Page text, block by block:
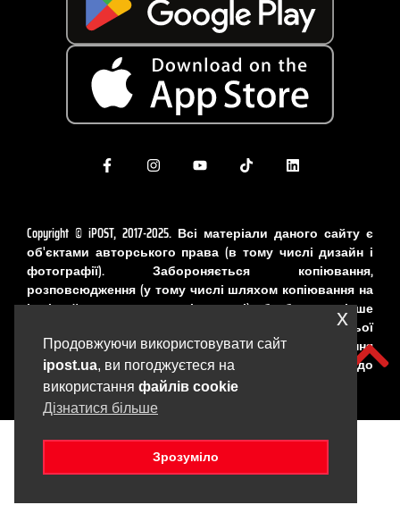
Copyright © iPOST, 2017-2025. Всі матеріали даного сайту є
об'єктами авторського права (в тому числі дизайн і
фотографії). Забороняється копіювання,
розповсюдження (у тому числі шляхом копіювання на
інші сайти та ресурси в Інтернеті) або будь-яке інше
використання інформації і об'єктів без попередньої
письмової згоди правовласника. Порушення
авторських прав карається відповідно до
законодавства України.
Продовжуючи використовувати сайт
ipost.ua, ви погоджуєтеся на
використання файлів cookie
Дізнатися більше
Зрозуміло
x